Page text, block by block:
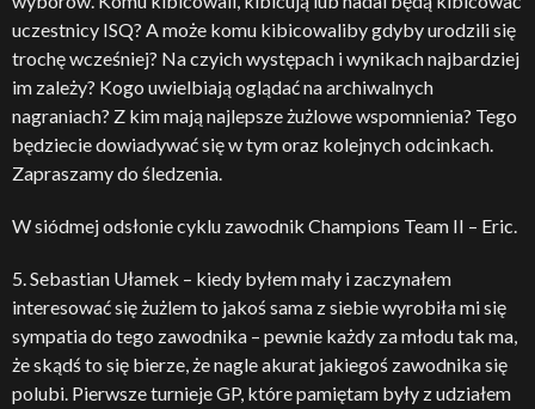
uczestnicy ISQ? A może komu kibicowaliby gdyby urodzili się
trochę wcześniej? Na czyich występach i wynikach najbardziej
im zależy? Kogo uwielbiają oglądać na archiwalnych
nagraniach? Z kim mają najlepsze żużlowe wspomnienia? Tego
będziecie dowiadywać się w tym oraz kolejnych odcinkach.
Zapraszamy do śledzenia.
W siódmej odsłonie cyklu zawodnik Champions Team II – Eric.
5. Sebastian Ułamek – kiedy byłem mały i zaczynałem
interesować się żużlem to jakoś sama z siebie wyrobiła mi się
sympatia do tego zawodnika – pewnie każdy za młodu tak ma,
że skądś to się bierze, że nagle akurat jakiegoś zawodnika się
polubi. Pierwsze turnieje GP, które pamiętam były z udziałem